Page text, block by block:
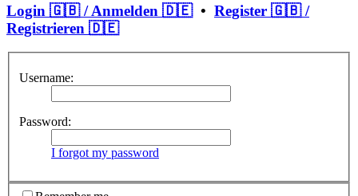
Login 🇬🇧 / Anmelden 🇩🇪• Register 🇬🇧 /
Registrieren 🇩🇪
Username:
Password:
I forgot my password